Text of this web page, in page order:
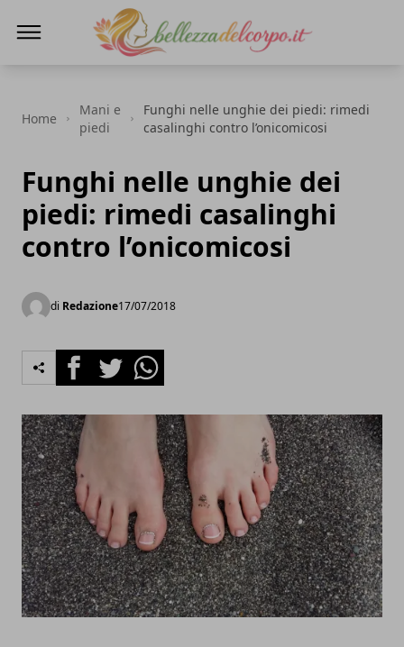
Home
Mani e
piedi
Funghi nelle unghie dei piedi: rimedi
casalinghi contro l’onicomicosi
Funghi nelle unghie dei
piedi: rimedi casalinghi
contro l’onicomicosi
di Redazione17/07/2018
FacebookTwitterWhatsapp